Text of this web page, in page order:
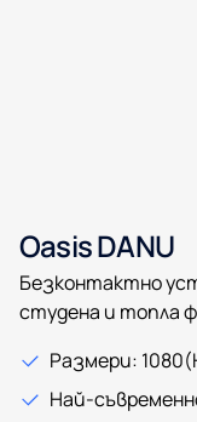
Oasis DANU
Безконтактно
студена и топла
Размери:
Най-